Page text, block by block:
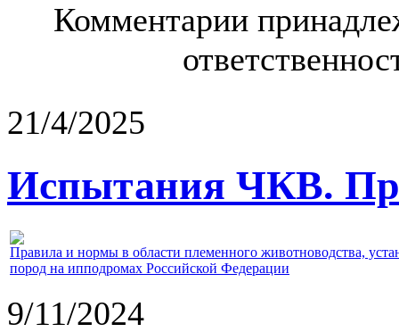
Комментарии
21/4/2025
Испытания ЧКВ.
Правила и нормы в области племенного животноводства,
пород на ипподромах Российской Федерации
9/11/2024